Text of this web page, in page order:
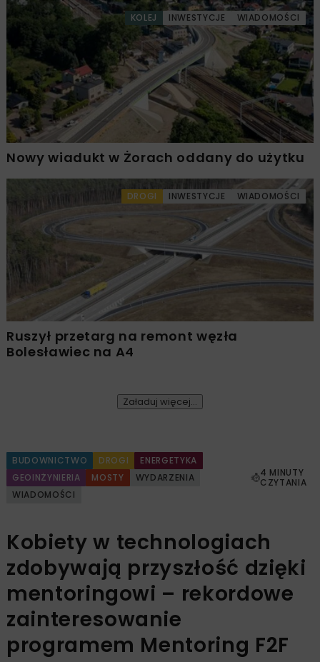
KOLEJ INWESTYCJE WIADOMOŚCI
Nowy wiadukt w Żorach oddany do użytku
DROGI INWESTYCJE WIADOMOŚCI
Ruszył przetarg na remont węzła
Bolesławiec na A4
Załaduj więcej...
BUDOWNICTWO DROGI
ENERGETYKA
GEOINŻYNIERIA
MOSTY
WYDARZENIA
WIADOMOŚCI
4 MINUTY
CZYTANIA
Kobiety w technologiach
zdobywają przyszłość dzięki
mentoringowi – rekordowe
zainteresowanie
programem Mentoring F2F